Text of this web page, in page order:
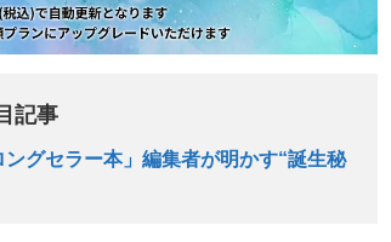
記事
グセラー本」編集者が明かす“誕生秘